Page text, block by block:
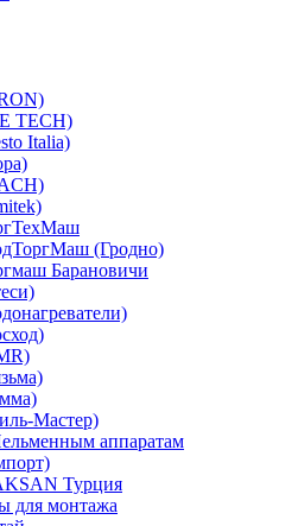
TECH)
Italia)
(Гродно)
Барановичи
Мастер)
аппаратам
Турция
для монтажа